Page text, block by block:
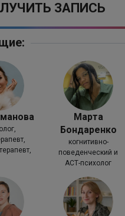
ЗАПИСЬ
Марта
Бондаренко
когнитивно-
поведенческий и
АСТ-психолог